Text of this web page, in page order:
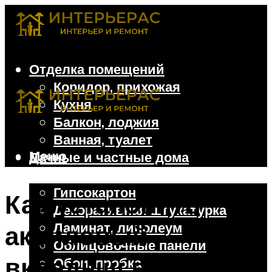
Отделка помещений
Коридор, прихожая
Кухня
Балкон, лоджия
Ванная, туалет
Дачные и частные дома
Гипсокартон
Декоративная штукатурка
Ламинат, линолеум
Облицовочные панели
Обои, пробка
Меню
Как установить
акриловый